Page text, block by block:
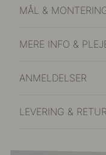
MÅL &
MERE INFO &
ANMELDELSER
LEVERING & RETUR